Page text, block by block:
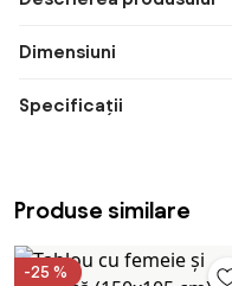
Dimensiuni
Specificații
Produse similare
-25 %